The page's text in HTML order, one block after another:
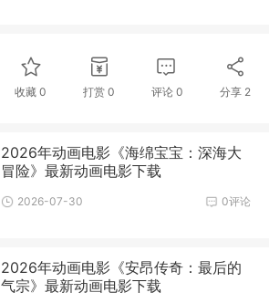
收藏0 打赏 0 评论 0 分享 2
2026年动画电影《海绵宝宝：深海大
冒险》最新动画电影下载
0评论
2026-07-30
2026年动画电影《安昂传奇：最后的
气宗》最新动画电影下载